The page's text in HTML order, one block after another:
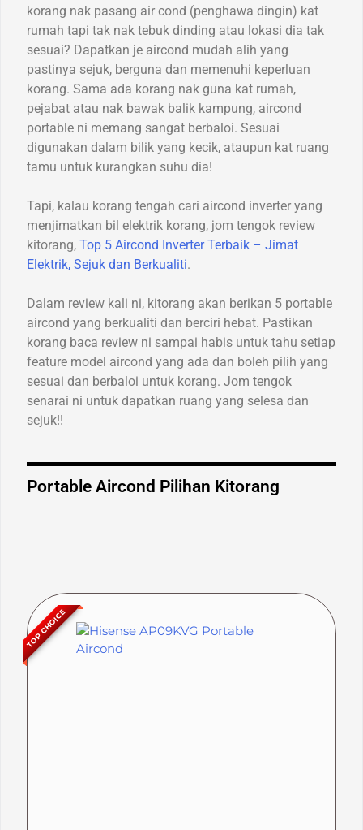
korang nak pasang air cond (penghawa dingin) kat
rumah tapi tak nak tebuk dinding atau lokasi dia tak
sesuai? Dapatkan je aircond mudah alih yang
pastinya sejuk, berguna dan memenuhi keperluan
korang. Sama ada korang nak guna kat rumah,
pejabat atau nak bawak balik kampung, aircond
portable ni memang sangat berbaloi. Sesuai
digunakan dalam bilik yang kecik, ataupun kat ruang
tamu untuk kurangkan suhu dia!
Tapi, kalau korang tengah cari aircond inverter yang
menjimatkan bil elektrik korang, jom tengok review
kitorang,Top 5 Aircond Inverter Terbaik – Jimat
Elektrik, Sejuk dan Berkualiti.
Dalam review kali ni, kitorang akan berikan 5 portable
aircond yang berkualiti dan berciri hebat. Pastikan
korang baca review ni sampai habis untuk tahu setiap
feature model aircond yang ada dan boleh pilih yang
sesuai dan berbaloi untuk korang. Jom tengok
senarai ni untuk dapatkan ruang yang selesa dan
sejuk!!
Portable Aircond Pilihan Kitorang
TOP CHOICE